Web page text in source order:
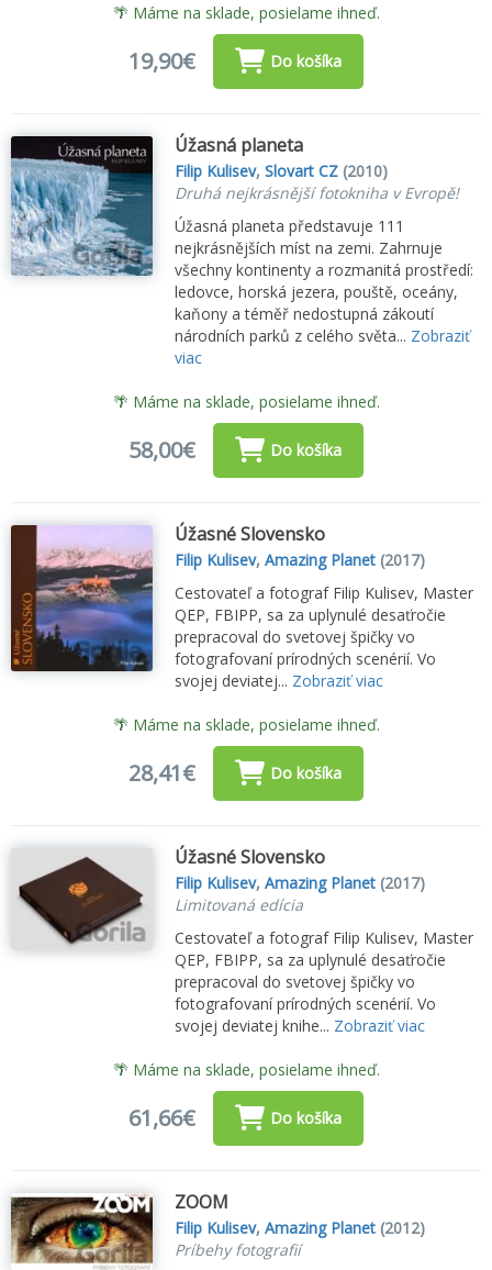
🌴 Máme na sklade, posielame ihneď.
19,90€ Do košíka
Úžasná planeta
Filip Kulisev,Slovart CZ (2010)
Druhá nejkrásnější fotokniha v Evropě!
Úžasná planeta představuje 111
nejkrásnějších míst na zemi. Zahrnuje
všechny kontinenty a rozmanitá prostředí:
ledovce, horská jezera, pouště, oceány,
kaňony a téměř nedostupná zákoutí
národních parků z celého světa... Zobraziť
viac
🌴 Máme na sklade, posielame ihneď.
58,00€ Do košíka
Úžasné Slovensko
Filip Kulisev,Amazing Planet (2017)
Cestovateľ a fotograf Filip Kulisev, Master
QEP, FBIPP, sa za uplynulé desaťročie
prepracoval do svetovej špičky vo
fotografovaní prírodných scenérií. Vo
svojej deviatej... Zobraziť viac
🌴 Máme na sklade, posielame ihneď.
28,41€ Do košíka
Úžasné Slovensko
Filip Kulisev,Amazing Planet (2017)
Limitovaná edícia
Cestovateľ a fotograf Filip Kulisev, Master
QEP, FBIPP, sa za uplynulé desaťročie
prepracoval do svetovej špičky vo
fotografovaní prírodných scenérií. Vo
svojej deviatej knihe... Zobraziť viac
🌴 Máme na sklade, posielame ihneď.
61,66€ Do košíka
ZOOM
Filip Kulisev,Amazing Planet (2012)
Príbehy fotografií